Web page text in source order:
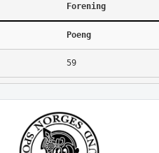
Forening
Poeng
59